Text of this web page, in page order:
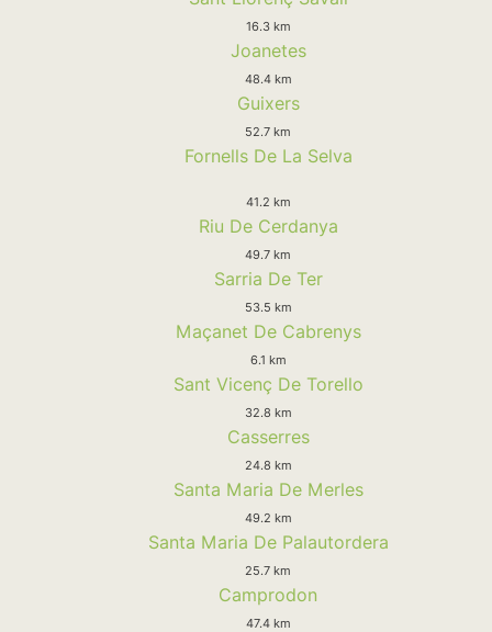
16.3 km
Joanetes
48.4 km
Guixers
52.7 km
Fornells De La Selva
41.2 km
Riu De Cerdanya
49.7 km
Sarria De Ter
53.5 km
Maçanet De Cabrenys
6.1 km
Sant Vicenç De Torello
32.8 km
Casserres
24.8 km
Santa Maria De Merles
49.2 km
Santa Maria De Palautordera
25.7 km
Camprodon
47.4 km